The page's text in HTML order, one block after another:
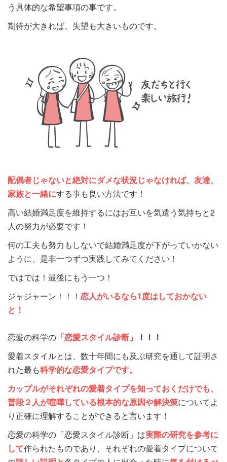
う具体的な希望事項の事です。
期待が大きれば、失望も大きいものです。
配偶者じゃないと絶対にダメな状況じゃなければ、友達、
家族と一緒にする事も良い方法です！
高い結婚満足度を維持するにはお互いを気遣う気持ちと2
人の努力が必要です！
何の工夫も努力もしないで結婚満足度が下がっていかない
ように、是非一つずつ実践してみてください！
ではでは！最後にもう一つ！
ジャジャーン！！！ 恋人がいるなら1度はしておかない
と！
恋愛の科学の 「恋愛スタイル診断」
！！！
愛着スタイルとは、数十年間にも及ぶ研究を通して証明さ
れた最も科学的な恋愛タイプです。
カップルがそれぞれの愛着タイプを知っておくだけでも、
普段２人が喧嘩している根本的な原因や解決策についてよ
り正確に理解することができると言います！
恋愛の科学の「恋愛スタイル診断」は実際の研究を参考に
して作られたものであり、それぞれの愛着タイプについて